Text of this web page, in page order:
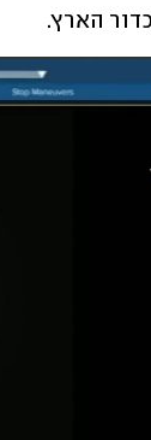
הארץ.